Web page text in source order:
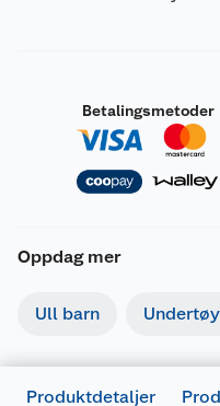
Betalingsmetoder
Oppdag mer
Ull barn
Produktdetaljer